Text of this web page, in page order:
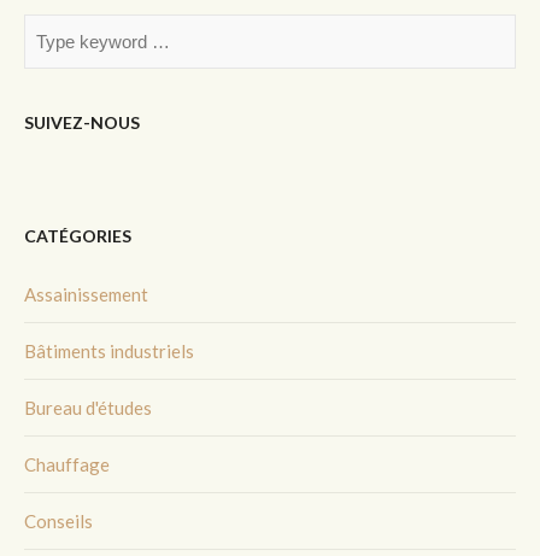
SUIVEZ-NOUS
CATÉGORIES
Assainissement
Bâtiments industriels
Bureau d'études
Chauffage
Conseils